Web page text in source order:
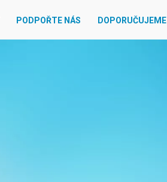
PODPOŘTE NÁS DOPORUČUJEME